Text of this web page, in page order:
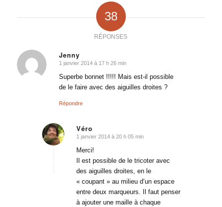
38
RÉPONSES
Jenny
dit
:
1 janvier 2014 à 17 h 26 min
Superbe bonnet !!!!! Mais est-il possible
de le faire avec des aiguilles droites ?
Répondre
Véro
dit
1 janvier 2014 à 20 h 05 min
Merci!
Il est possible de le tricoter avec
des aiguilles droites, en le
« coupant » au milieu d’un espace
entre deux marqueurs. Il faut penser
à ajouter une maille à chaque